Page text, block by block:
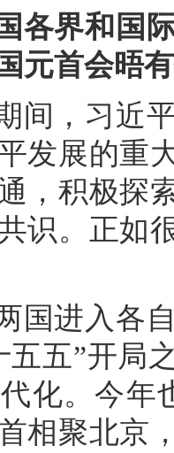
各界和国
元首会晤
间，习近
发展的重
，积极探
识。正如
国进入各
五五”开局
化。今年
相聚北京